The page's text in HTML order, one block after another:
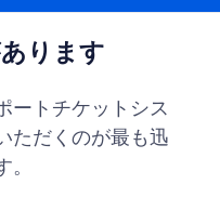
ります
ートチケットシス
ただくのが最も迅
。